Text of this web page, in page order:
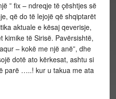
” fix – ndreqje të çështjes së
që do të lejojë që shqiptarët
aktuale e kësaj qeverisje,
kimike të Sirisë. Pavërsishtë,
– kokë me një anë”, dhe
dotë ato kërkesat, ashtu si
parë …..! kur u takua me ata